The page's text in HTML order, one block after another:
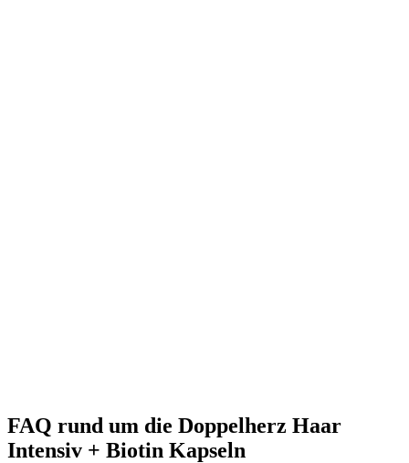
FAQ rund um die Doppelherz Haar
Intensiv + Biotin Kapseln